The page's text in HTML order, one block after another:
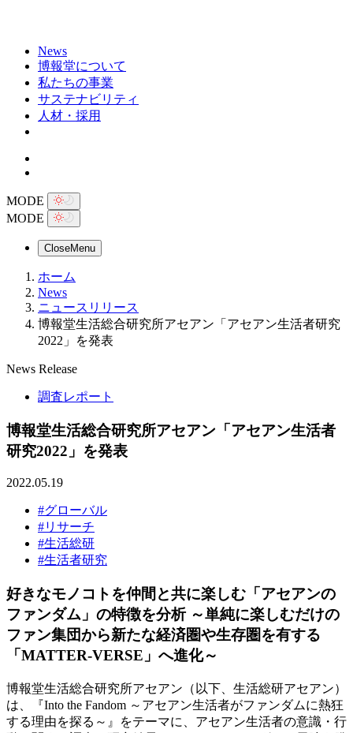
News
博報堂について
私たちの事業
サステナビリティ
人材・採用
MODE
MODE
CloseMenu
ホーム
News
ニュースリリース
博報堂生活総合研究所アセアン「アセアン生活者研究
2022」を発表
News Release
調査レポート
博報堂生活総合研究所アセアン「アセアン生活者
研究2022」を発表
2022.05.19
#グローバル
#リサーチ
#生活総研
#生活者研究
好きなモノコトを仲間と共に楽しむ「アセアンの
ファンダム」の特徴を分析 ～単純に楽しむだけの
ファン集団から新たな経済圏や生存圏を有する
「MATTER-VERSE」へ進化～
博報堂生活総合研究所アセアン（以下、生活総研アセアン）
は、『Into the Fandom ～アセアン生活者がファンダムに熱狂
する理由を探る～』をテーマに、アセアン生活者の意識・行